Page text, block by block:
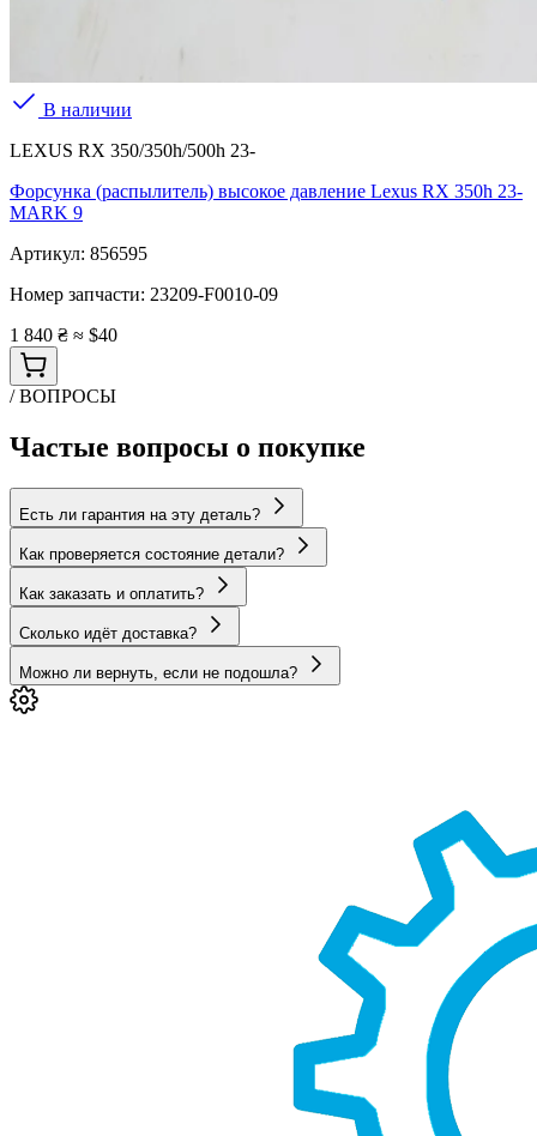
В наличии
LEXUS RX 350/350h/500h 23-
Форсунка (распылитель) высокое давление Lexus RX 350h 23-
MARK 9
Артикул: 856595
Номер запчасти: 23209-F0010-09
1 840 ₴ ≈ $40
/ ВОПРОСЫ
Частые вопросы о покупке
Есть ли гарантия на эту деталь?
Как проверяется состояние детали?
Как заказать и оплатить?
Сколько идёт доставка?
Можно ли вернуть, если не подошла?